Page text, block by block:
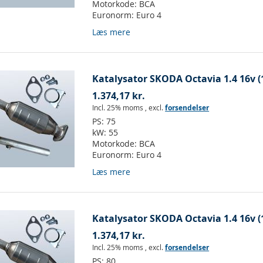
Motorkode: BCA
Euronorm: Euro 4
Læs mere
Katalysator SKODA Octavia 1.4 16v
1.374,17 kr.
Incl. 25% moms ,excl.forsendelser
PS:75
kW: 55
Motorkode: BCA
Euronorm: Euro 4
Læs mere
Katalysator SKODA Octavia 1.4 16v
1.374,17 kr.
Incl. 25% moms ,excl.forsendelser